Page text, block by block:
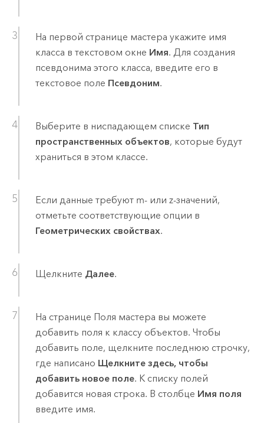
На первой странице мастера укажите имя
класса в текстовом окне Имя. Для создания
псевдонима этого класса, введите его в
текстовое поле Псевдоним.
Выберите в ниспадающем списке Тип
пространственных объектов, которые будут
храниться в этом классе.
Если данные требуют m- или z-значений,
отметьте соответствующие опции в
Геометрических свойствах.
Щелкните Далее.
На странице Поля мастера вы можете
добавить поля к классу объектов. Чтобы
добавить поле, щелкните последнюю строчку,
где написано Щелкните здесь, чтобы
добавить новое поле. К списку полей
добавится новая строка. В столбце Имя поля
введите имя.